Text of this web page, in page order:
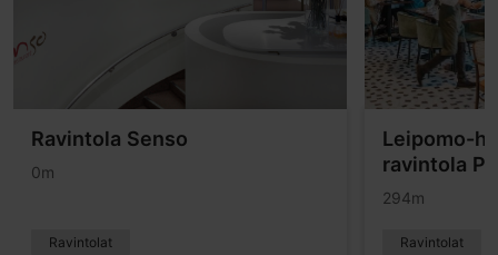
Ravintola Senso
0m
Ravintolat
Leipomo-
ravintola
294m
Ravintolat